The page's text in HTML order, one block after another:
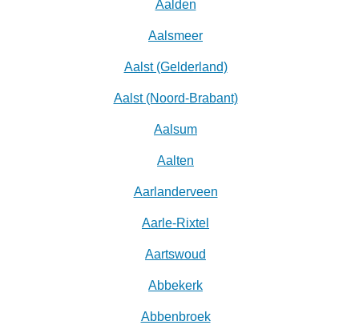
Aalden
Aalsmeer
Aalst (Gelderland)
Aalst (Noord-Brabant)
Aalsum
Aalten
Aarlanderveen
Aarle-Rixtel
Aartswoud
Abbekerk
Abbenbroek